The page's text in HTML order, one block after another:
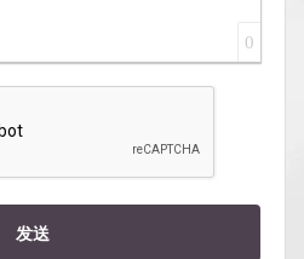
0
发送